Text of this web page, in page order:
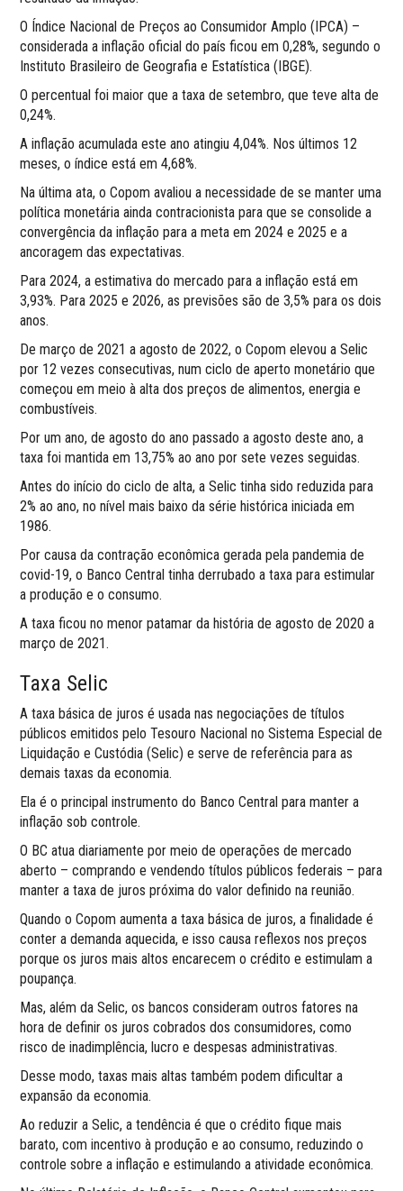
O Índice Nacional de Preços ao Consumidor Amplo (IPCA) –
considerada a inflação oficial do país ficou em 0,28%, segundo o
Instituto Brasileiro de Geografia e Estatística (IBGE).
O percentual foi maior que a taxa de setembro, que teve alta de
0,24%.
A inflação acumulada este ano atingiu 4,04%. Nos últimos 12
meses, o índice está em 4,68%.
Na última ata, o Copom avaliou a necessidade de se manter uma
política monetária ainda contracionista para que se consolide a
convergência da inflação para a meta em 2024 e 2025 e a
ancoragem das expectativas.
Para 2024, a estimativa do mercado para a inflação está em
3,93%. Para 2025 e 2026, as previsões são de 3,5% para os dois
anos.
De março de 2021 a agosto de 2022, o Copom elevou a Selic
por 12 vezes consecutivas, num ciclo de aperto monetário que
começou em meio à alta dos preços de alimentos, energia e
combustíveis.
Por um ano, de agosto do ano passado a agosto deste ano, a
taxa foi mantida em 13,75% ao ano por sete vezes seguidas.
Antes do início do ciclo de alta, a Selic tinha sido reduzida para
2% ao ano, no nível mais baixo da série histórica iniciada em
1986.
Por causa da contração econômica gerada pela pandemia de
covid-19, o Banco Central tinha derrubado a taxa para estimular
a produção e o consumo.
A taxa ficou no menor patamar da história de agosto de 2020 a
março de 2021.
Taxa Selic
A taxa básica de juros é usada nas negociações de títulos
públicos emitidos pelo Tesouro Nacional no Sistema Especial de
Liquidação e Custódia (Selic) e serve de referência para as
demais taxas da economia.
Ela é o principal instrumento do Banco Central para manter a
inflação sob controle.
O BC atua diariamente por meio de operações de mercado
aberto – comprando e vendendo títulos públicos federais – para
manter a taxa de juros próxima do valor definido na reunião.
Quando o Copom aumenta a taxa básica de juros, a finalidade é
conter a demanda aquecida, e isso causa reflexos nos preços
porque os juros mais altos encarecem o crédito e estimulam a
poupança.
Mas, além da Selic, os bancos consideram outros fatores na
hora de definir os juros cobrados dos consumidores, como
risco de inadimplência, lucro e despesas administrativas.
Desse modo, taxas mais altas também podem dificultar a
expansão da economia.
Ao reduzir a Selic, a tendência é que o crédito fique mais
barato, com incentivo à produção e ao consumo, reduzindo o
controle sobre a inflação e estimulando a atividade econômica.